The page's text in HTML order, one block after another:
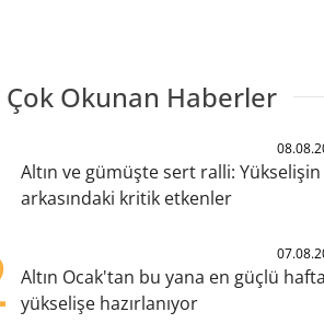
Çok Okunan Haberler
Altın ve gümüşte sert ralli: Yükselişin
arkasındaki kritik etkenler
Altın Ocak'tan bu yana en güçlü
yükselişe hazırlanıyor